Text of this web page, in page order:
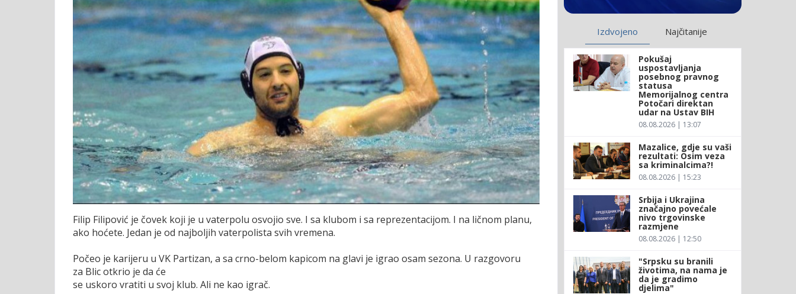
Filip Filipović je čovek koji je u vaterpolu osvojio sve. I sa klubom i sa reprezentacijom. I na ličnom planu,
ako hoćete. Jedan je od najboljih vaterpolista svih vremena.
Počeo je karijeru u VK Partizan, a sa crno-belom kapicom na glavi je igrao osam sezona. U razgovoru
za Blic otkrio je da će
se uskoro vratiti u svoj klub. Ali ne kao igrač.
Izdvojeno Najčitanije
Pokušaj
uspostavljanja
posebnog pravnog
statusa
Memorijalnog centra
Potočari direktan
udar na Ustav BIH
08.08.2026 | 13:07
Mazalice, gdje su vaši
rezultati: Osim veza
sa kriminalcima?!
08.08.2026 | 15:23
Srbija i Ukrajina
značajno povećale
nivo trgovinske
razmjene
08.08.2026 | 12:50
"Srpsku su branili
životima, na nama je
da je gradimo
djelima"